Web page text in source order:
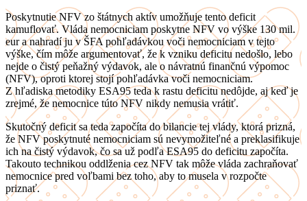
Poskytnutie NFV zo štátnych aktív umožňuje tento deficit
kamuflovať. Vláda nemocniciam poskytne NFV vo výške 130 mil.
eur a nahradí ju v ŠFA pohľadávkou voči nemocniciam v tejto
výške, čím môže argumentovať, že k vzniku deficitu nedošlo, lebo
nejde o čistý peňažný výdavok, ale o návratnú finančnú výpomoc
(NFV), oproti ktorej stojí pohľadávka voči nemocniciam.
Z hľadiska metodiky ESA95 teda k rastu deficitu nedôjde, aj keď je
zrejmé, že nemocnice túto NFV nikdy nemusia vrátiť.
Skutočný deficit sa teda započíta do bilancie tej vlády, ktorá prizná,
že NFV poskytnuté nemocniciam sú nevymožiteľné a preklasifikuje
ich na čistý výdavok, čo sa už podľa ESA95 do deficitu započíta.
Takouto technikou oddlženia cez NFV tak môže vláda zachraňovať
nemocnice pred voľbami bez toho, aby to musela v rozpočte
priznať.